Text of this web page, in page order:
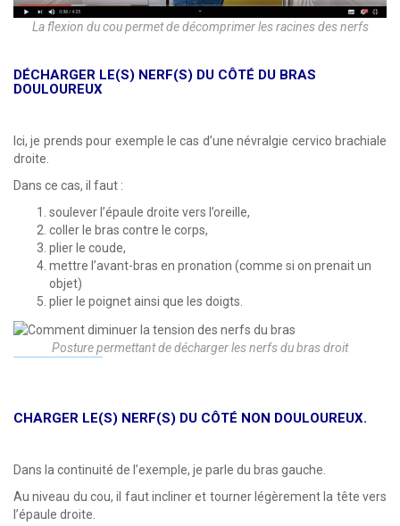
La flexion du cou permet de décomprimer les racines des nerfs
DÉCHARGER LE(S) NERF(S) DU CÔTÉ DU BRAS
DOULOUREUX
Ici, je prends pour exemple le cas d’une névralgie cervico brachiale
droite.
Dans ce cas, il faut :
soulever l’épaule droite vers l’oreille,
coller le bras contre le corps,
plier le coude,
mettre l’avant-bras en pronation (comme si on prenait un
objet)
plier le poignet ainsi que les doigts.
Posture permettant de décharger les nerfs du bras droit
CHARGER LE(S) NERF(S) DU CÔTÉ NON DOULOUREUX.
Dans la continuité de l’exemple, je parle du bras gauche.
Au niveau du cou, il faut incliner et tourner légèrement la tête vers
l’épaule droite.